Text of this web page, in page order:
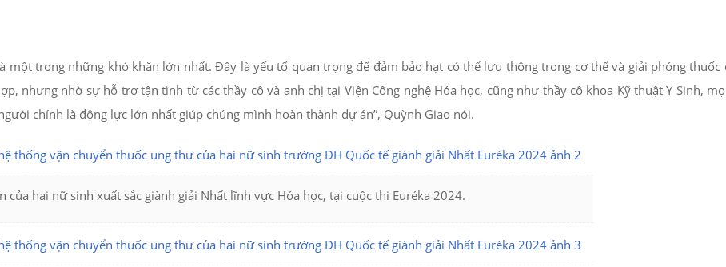
một trong những khó khăn lớn nhất. Đây là yếu tố quan trọng để đảm bảo hạt có thể lưu thông trong cơ thể và giải phóng thuốc
nhưng nhờ sự hỗ trợ tận tình từ các thầy cô và anh chị tại Viện Công nghệ Hóa học, cũng như thầy cô khoa Kỹ thuật Y Sinh,
chính là động lực lớn nhất giúp chúng mình hoàn thành dự án”, Quỳnh Giao nói.
của hai nữ sinh xuất sắc giành giải Nhất lĩnh vực Hóa học, tại cuộc thi Euréka 2024.